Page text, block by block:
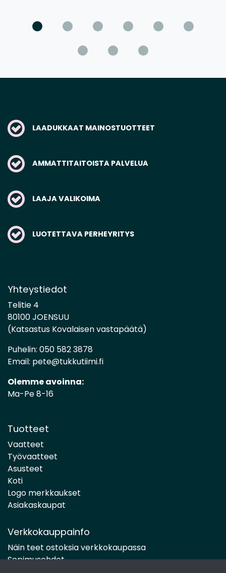
LAADUKKAAT MAINOSTUOTTEET
AMMATTITAITOISTA PALVELUA
LAAJA VALIKOIMA
LUOTETTAVA PERHEYRITYS
Yhteystiedot
Telitie 4
80100 JOENSUU
(Katsastus Kovalaisen vastapäätä)
Puhelin: 050 582 3878
Email: pete@tukkutiimi.fi
Olemme avoinna:
Ma-Pe 8-16
Tuotteet
Vaatteet
Työvaatteet
Asusteet
Koti
Logo merkkaukset
Asiakaskaupat
Verkkokauppainfo
Näin teet ostoksia verkkokaupassa
Sopimusehdot